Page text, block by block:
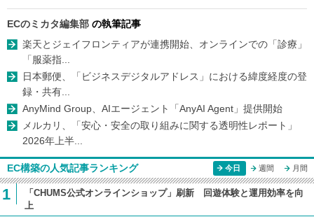
ECのミカタ編集部 の執筆記事
楽天とジェイフロンティアが連携開始、オンラインでの「診療」
「服薬指...
日本郵便、「ビジネスデジタルアドレス」における緯度経度の登
録・共有...
AnyMind Group、AIエージェント「AnyAI Agent」提供開始
メルカリ、「安心・安全の取り組みに関する透明性レポート」
2026年上半...
EC構築の人気記事ランキング 今日 週間 月間
1
「CHUMS公式オンラインショップ」刷新 回遊体験と運用効率を向
上